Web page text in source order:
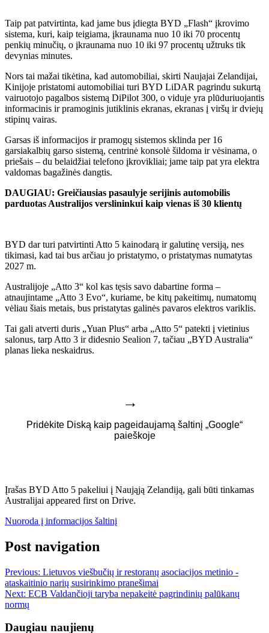
Taip pat patvirtinta, kad jame bus įdiegta BYD „Flash“ įkrovimo
sistema, kuri, kaip teigiama, įkraunama nuo 10 iki 70 procentų
penkių minučių, o įkraunama nuo 10 iki 97 procentų užtruks tik
devynias minutes.
Nors tai mažai tikėtina, kad automobiliai, skirti Naujajai Zelandijai,
Kinijoje pristatomi automobiliai turi BYD LiDAR pagrindu sukurtą
vairuotojo pagalbos sistemą DiPilot 300, o viduje yra plūduriuojantis
informacinis ir pramoginis jutiklinis ekranas, ekranas į viršų ir dviejų
stipinų vairas.
Garsas iš informacijos ir pramogų sistemos sklinda per 16
garsiakalbių garso sistemą, centrinė konsolė šildoma ir vėsinama, o
priešais – du belaidžiai telefono įkrovikliai; jame taip pat yra elektra
valdomas bagažinės dangtis.
DAUGIAU: Greičiausias pasaulyje serijinis automobilis
parduotas Australijos verslininkui kaip vienas iš 30 klientų
BYD dar turi patvirtinti Atto 5 kainodarą ir galutinę versiją, nes
tikimasi, kad tai bus arčiau jo pristatymo, o pristatymas numatytas
2027 m.
Australijoje „Atto 3“ kol kas tęsis savo dabartine forma –
atnaujintame „Atto 3 Evo“, kuriame, be kitų pakeitimų, numatomų
vėliau šiais metais, bus pristatytas galinės pavaros elektros variklis.
Tai gali atverti duris „Yuan Plus“ arba „Atto 5“ patekti į vietinius
salonus, tarp Atto 3 ir didesnio Sealion 7, tačiau „BYD Australia“
planas lieka neskaidrus.
→
Pridėkite Diską kaip pageidaujamą šaltinį „Google“
paieškoje
Įrašas BYD Atto 5 pakeliui į Naująją Zelandiją, gali būti tinkamas
Australijai appeared first on Drive.
Nuoroda į informacijos šaltinį
Post navigation
Previous: Lietuvos viešbučių ir restoranų asociacijos metinio -
ataskaitinio narių susirinkimo pranešimai
Next: ECB Valdančioji taryba nepakeitė pagrindinių palūkanų
normų
Daugiau naujienų